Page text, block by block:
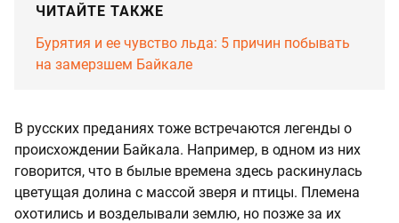
ЧИТАЙТЕ ТАКЖЕ
Бурятия и ее чувство льда: 5 причин побывать
на замерзшем Байкале
В русских преданиях тоже встречаются легенды о
происхождении Байкала. Например, в одном из них
говорится, что в былые времена здесь раскинулась
цветущая долина с массой зверя и птицы. Племена
охотились и возделывали землю, но позже за их